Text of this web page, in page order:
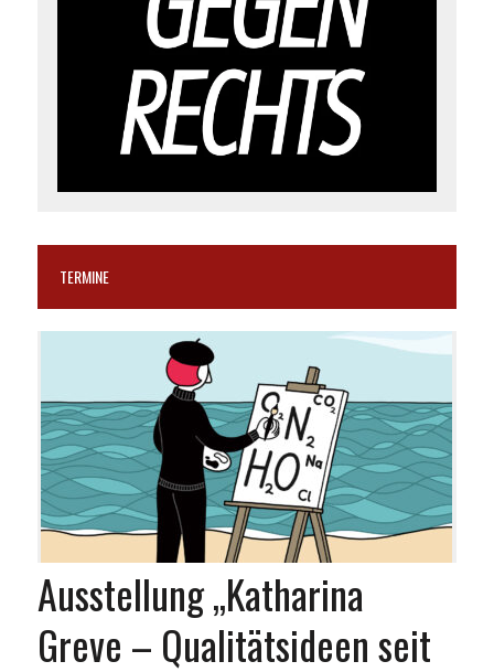
TERMINE
Ausstellung „Katharina
Greve – Qualitätsideen seit